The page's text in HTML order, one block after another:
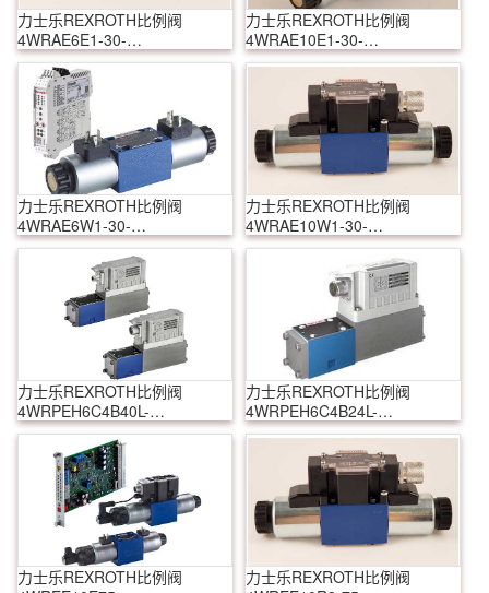
力士乐REXROTH比例阀
4WRAE6E1-30-
2X/G24K31/F1V
力士乐REXROTH比例阀
4WRAE10E1-30-
2X/G24K31/A1V
力士乐REXROTH比例阀
4WRAE6W1-30-
2X/G24K31/F1V
力士乐REXROTH比例阀
4WRAE10W1-30-
2X/G24K31/F1V
力士乐REXROTH比例阀
4WRPEH6C4B40L-
3X/G24K31/F1V
力士乐REXROTH比例阀
4WRPEH6C4B24L-
3X/G24K31/F1V
力士乐REXROTH比例阀
力士乐REXROTH比例阀